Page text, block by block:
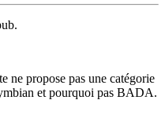
ne propose pas une catégorie
et pourquoi pas BADA.